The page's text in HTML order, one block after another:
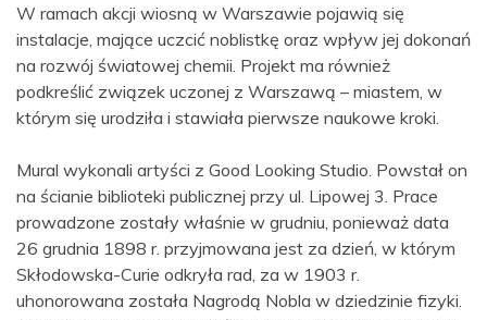
W ramach akcji wiosną w Warszawie pojawią się
instalacje, mające uczcić noblistkę oraz wpływ jej dokonań
na rozwój światowej chemii. Projekt ma również
podkreślić związek uczonej z Warszawą – miastem, w
którym się urodziła i stawiała pierwsze naukowe kroki.
Mural wykonali artyści z Good Looking Studio. Powstał on
na ścianie biblioteki publicznej przy ul. Lipowej 3. Prace
prowadzone zostały właśnie w grudniu, ponieważ data
26 grudnia 1898 r. przyjmowana jest za dzień, w którym
Skłodowska-Curie odkryła rad, za w 1903 r.
uhonorowana została Nagrodą Nobla w dziedzinie fizyki.